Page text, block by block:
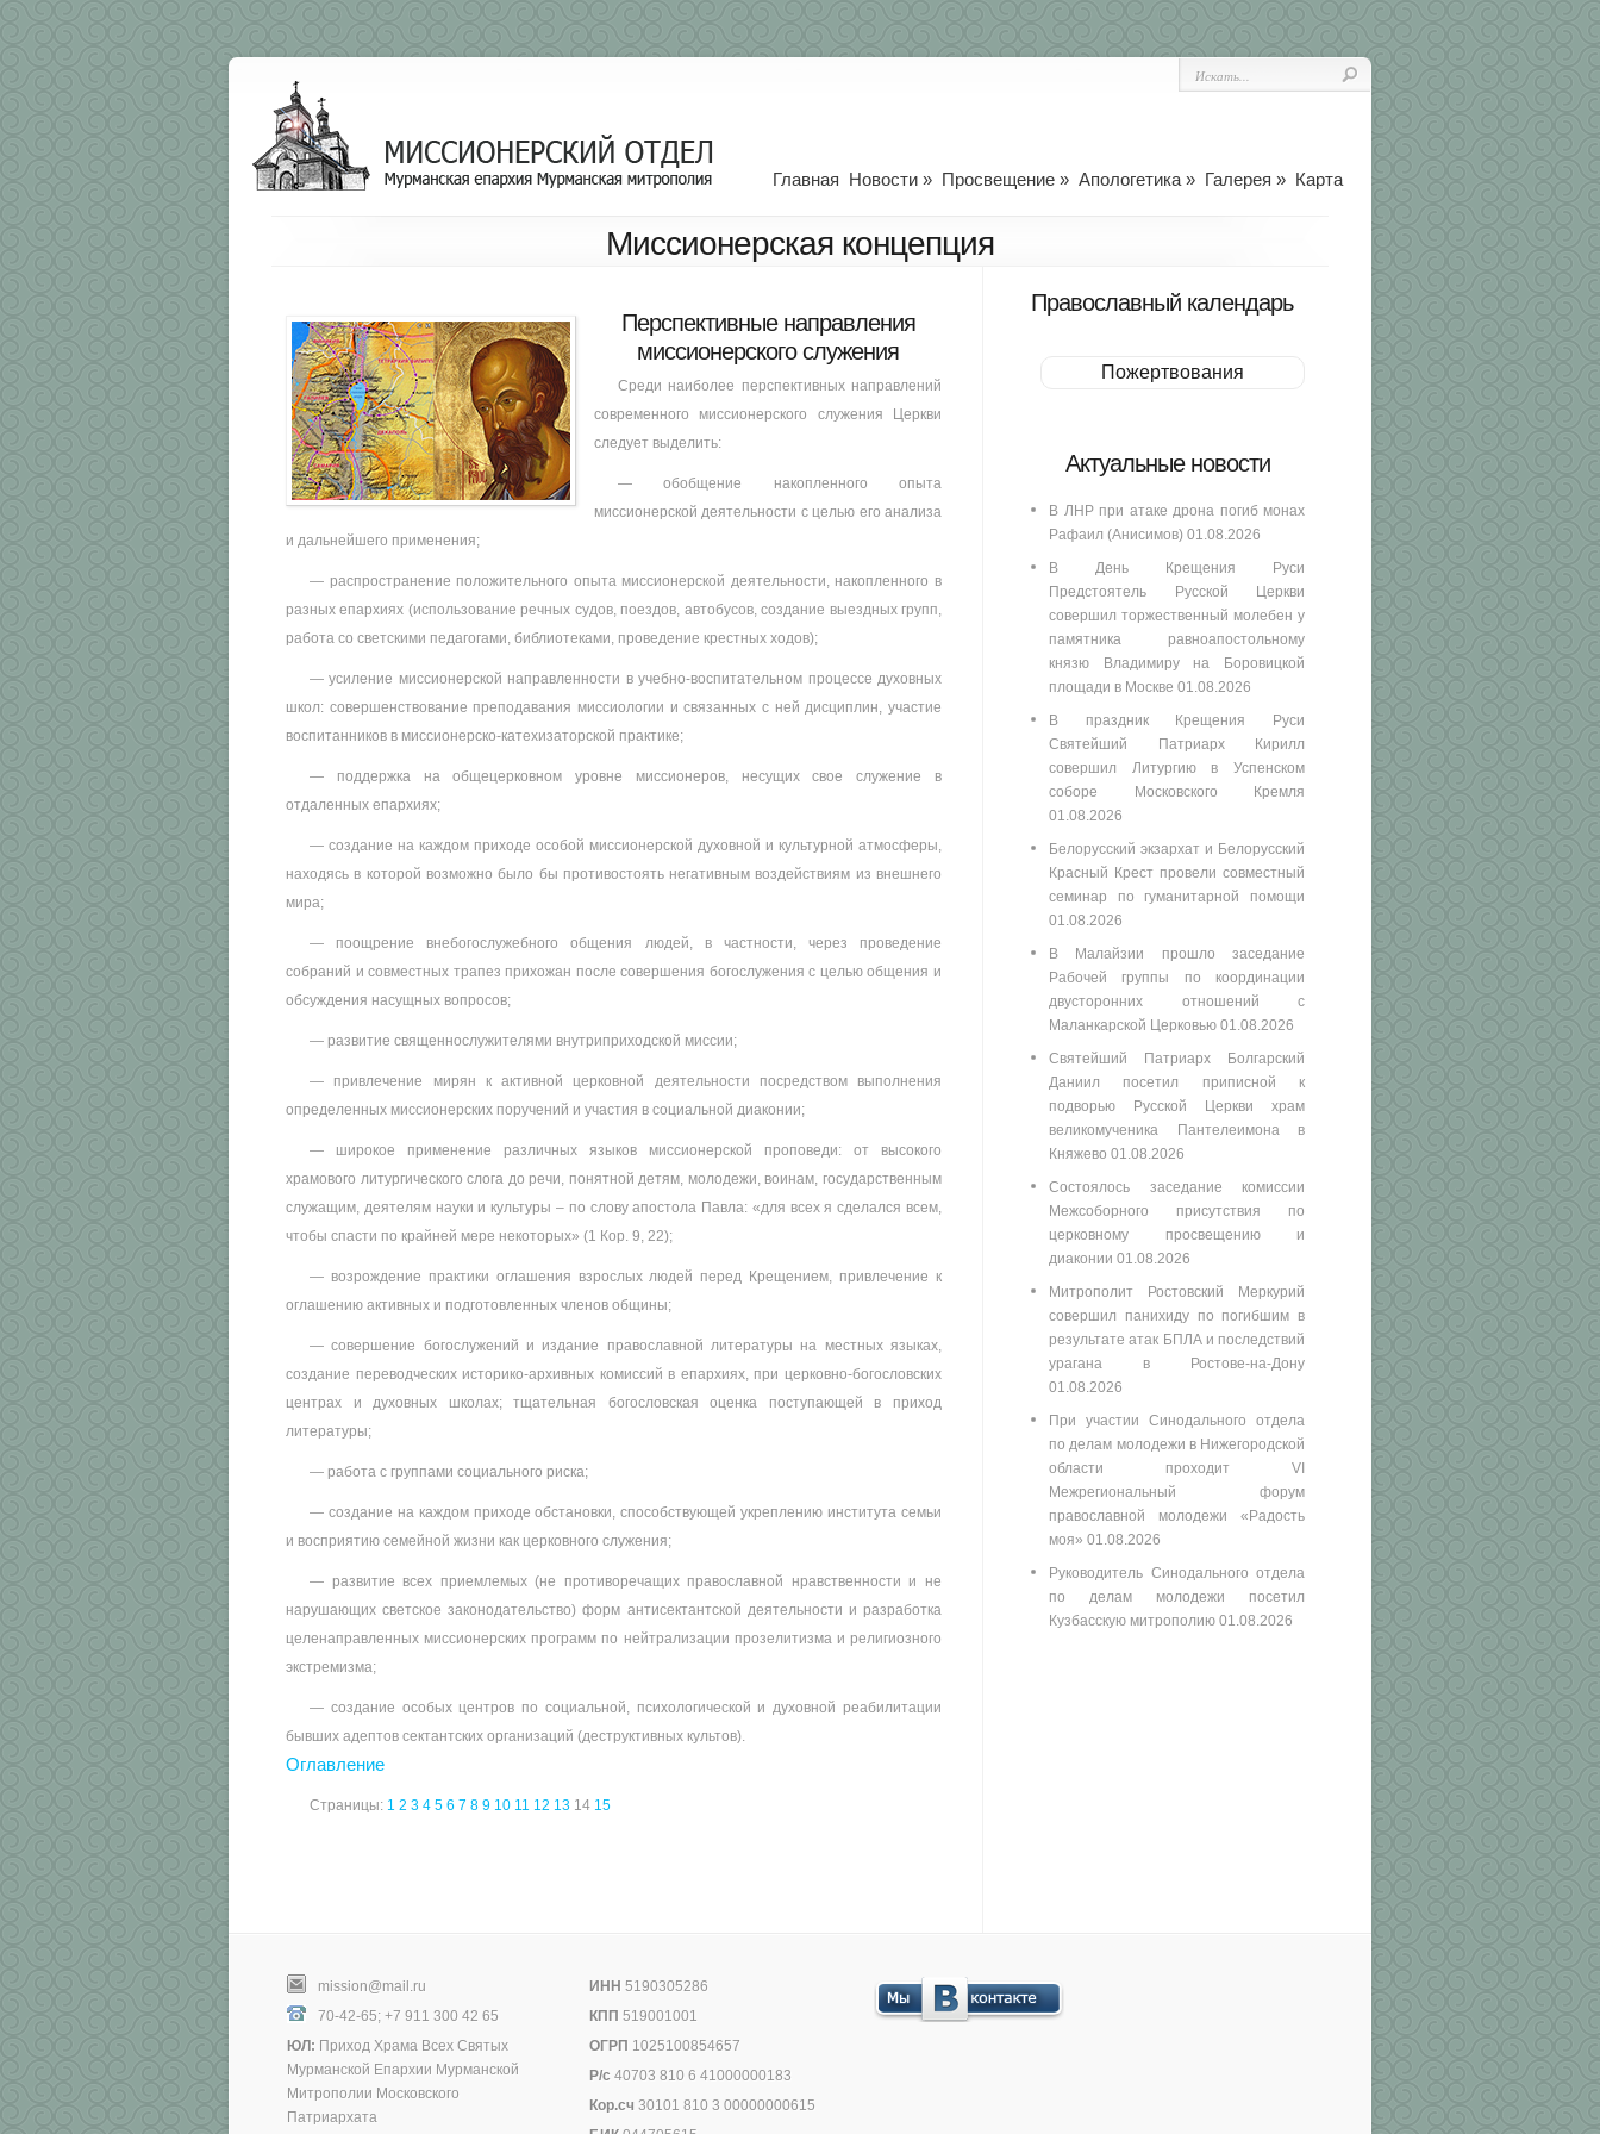
Главная Новости » Просвещение » Апологетика » Галерея » Карта
Миссионерская концепция
Перспективные направления
миссионерского служения
Среди наиболее перспективных направлений
современного миссионерского служения Церкви
следует выделить:
— обобщение накопленного опыта
миссионерской деятельности с целью его анализа
и дальнейшего применения;
— распространение положительного опыта миссионерской деятельности, накопленного в
разных епархиях (использование речных судов, поездов, автобусов, создание выездных групп,
работа со светскими педагогами, библиотеками, проведение крестных ходов);
— усиление миссионерской направленности в учебно-воспитательном процессе духовных
школ: совершенствование преподавания миссиологии и связанных с ней дисциплин, участие
воспитанников в миссионерско-катехизаторской практике;
— поддержка на общецерковном уровне миссионеров, несущих свое служение в
отдаленных епархиях;
— создание на каждом приходе особой миссионерской духовной и культурной атмосферы,
находясь в которой возможно было бы противостоять негативным воздействиям из внешнего
мира;
— поощрение внебогослужебного общения людей, в частности, через проведение
собраний и совместных трапез прихожан после совершения богослужения с целью общения и
обсуждения насущных вопросов;
— развитие священнослужителями внутриприходской миссии;
— привлечение мирян к активной церковной деятельности посредством выполнения
определенных миссионерских поручений и участия в социальной диаконии;
— широкое применение различных языков миссионерской проповеди: от высокого
храмового литургического слога до речи, понятной детям, молодежи, воинам, государственным
служащим, деятелям науки и культуры – по слову апостола Павла: «для всех я сделался всем,
чтобы спасти по крайней мере некоторых» (1 Кор. 9, 22);
— возрождение практики оглашения взрослых людей перед Крещением, привлечение к
оглашению активных и подготовленных членов общины;
— совершение богослужений и издание православной литературы на местных языках,
создание переводческих историко-архивных комиссий в епархиях, при церковно-богословских
центрах и духовных школах; тщательная богословская оценка поступающей в приход
литературы;
— работа с группами социального риска;
— создание на каждом приходе обстановки, способствующей укреплению института семьи
и восприятию семейной жизни как церковного служения;
— развитие всех приемлемых (не противоречащих православной нравственности и не
нарушающих светское законодательство) форм антисектантской деятельности и разработка
целенаправленных миссионерских программ по нейтрализации прозелитизма и религиозного
экстремизма;
— создание особых центров по социальной, психологической и духовной реабилитации
бывших адептов сектантских организаций (деструктивных культов).
Оглавление
Страницы: 1 2 3 4 5 6 7 8 9 10 11 12 13 14 15
Православный календарь
Пожертвования
Актуальные новости
В ЛНР при атаке дрона погиб монах
Рафаил (Анисимов) 01.08.2026
В День Крещения Руси
Предстоятель Русской Церкви
совершил торжественный молебен у
памятника равноапостольному
князю Владимиру на Боровицкой
площади в Москве 01.08.2026
В праздник Крещения Руси
Святейший Патриарх Кирилл
совершил Литургию в Успенском
соборе Московского Кремля
01.08.2026
Белорусский экзархат и Белорусский
Красный Крест провели совместный
семинар по гуманитарной помощи
01.08.2026
В Малайзии прошло заседание
Рабочей группы по координации
двусторонних отношений с
Маланкарской Церковью 01.08.2026
Святейший Патриарх Болгарский
Даниил посетил приписной к
подворью Русской Церкви храм
великомученика Пантелеимона в
Княжево 01.08.2026
Состоялось заседание комиссии
Межсоборного присутствия по
церковному просвещению и
диаконии 01.08.2026
Митрополит Ростовский Меркурий
совершил панихиду по погибшим в
результате атак БПЛА и последствий
урагана в Ростове-на-Дону
01.08.2026
При участии Синодального отдела
по делам молодежи в Нижегородской
области проходит VI
Межрегиональный форум
православной молодежи «Радость
моя» 01.08.2026
Руководитель Синодального отдела
по делам молодежи посетил
Кузбасскую митрополию 01.08.2026
mission@mail.ru
70-42-65; +7 911 300 42 65
ЮЛ: Приход Храма Всех Святых
Мурманской Епархии Мурманской
Митрополии Московского
Патриархата
ИНН 5190305286
КПП 519001001
ОГРП 1025100854657
Р/с 40703 810 6 41000000183
Кор.сч 30101 810 3 00000000615